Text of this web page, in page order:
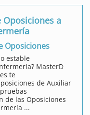
Oposiciones a
Oposiciones
estable
MasterD
te
de Auxiliar
de las Oposiciones
...